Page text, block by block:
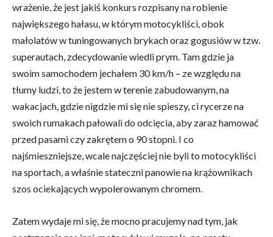
wrażenie, że jest jakiś konkurs rozpisany na robienie
największego hałasu, w którym motocykliści, obok
małolatów w tuningowanych brykach oraz gogusiów w tzw.
superautach, zdecydowanie wiedli prym. Tam gdzie ja
swoim samochodem jechałem 30 km/h – ze względu na
tłumy ludzi, to że jestem w terenie zabudowanym, na
wakacjach, gdzie nigdzie mi się nie spieszy, ci rycerze na
swoich rumakach pałowali do odcięcia, aby zaraz hamować
przed pasami czy zakrętem o 90 stopni. I co
najśmieszniejsze, wcale najczęściej nie byli to motocykliści
na sportach, a właśnie stateczni panowie na krążownikach
szos ociekających wypolerowanym chromem.
Zatem wydaje mi się, że mocno pracujemy nad tym, jak